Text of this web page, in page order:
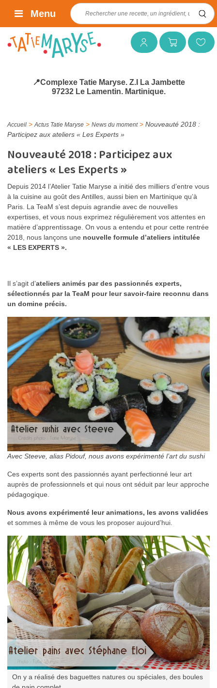
Mon compteMon panierMes favoris
Rechercher :
Menu
📍Complexe Tatie Maryse. Z.I La Jambette
97232 Le Lamentin. Martinique.
Accueil > Actus Tatie Maryse > News du moment> Nouveauté 2018 :
Participez aux ateliers « Les Experts »
Nouveauté 2018 : Participez aux
ateliers « Les Experts »
Depuis 2014 l’Atelier Tatie Maryse a initié des milliers d’entre vous
à la cuisine au goût des Antilles, aussi bien en Martinique qu’à
Paris. La TeaM s’est depuis agrandie avec de nouvelles
expertises, et vous nous exprimez régulièrement vos attentes en
matière d’apprentissage. On vous a entendu et pour cette rentrée
2018, nous lançons une nouvelle formule d’ateliers intitulée
« LES EXPERTS ».
Il s’agit d’ateliers animés par des passionnés experts,
sélectionnés par la TeaM pour leur savoir-faire reconnu dans
un domine précis.
Avec Steeve, alias Pidouf, nous avons expérimenté l’art du sushi
Ces experts sont des passionnés ayant perfectionné leur art
auprès de professionnels et qui nous ont séduit par leur approche
pédagogique.
Nous avons expérimenté leur animations, les avons validées
et sommes à même de vous les proposer aujourd’hui.
baguettes natures ou spéciales, des boules